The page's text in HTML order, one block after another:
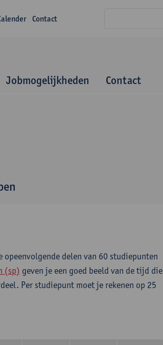
Contact
Jobmogelijkheden Contact
delen van 60 studiepunten
(sp) geven je een goed beeld van de tijd die
Per studiepunt moet je rekenen op 25